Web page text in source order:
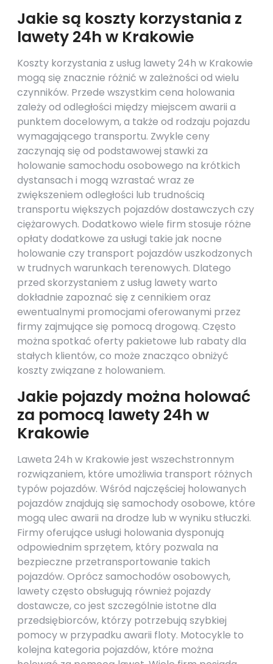
Jakie są koszty korzystania z
lawety 24h w Krakowie
Koszty korzystania z usług lawety 24h w Krakowie
mogą się znacznie różnić w zależności od wielu
czynników. Przede wszystkim cena holowania
zależy od odległości między miejscem awarii a
punktem docelowym, a także od rodzaju pojazdu
wymagającego transportu. Zwykle ceny
zaczynają się od podstawowej stawki za
holowanie samochodu osobowego na krótkich
dystansach i mogą wzrastać wraz ze
zwiększeniem odległości lub trudnością
transportu większych pojazdów dostawczych czy
ciężarowych. Dodatkowo wiele firm stosuje różne
opłaty dodatkowe za usługi takie jak nocne
holowanie czy transport pojazdów uszkodzonych
w trudnych warunkach terenowych. Dlatego
przed skorzystaniem z usług lawety warto
dokładnie zapoznać się z cennikiem oraz
ewentualnymi promocjami oferowanymi przez
firmy zajmujące się pomocą drogową. Często
można spotkać oferty pakietowe lub rabaty dla
stałych klientów, co może znacząco obniżyć
koszty związane z holowaniem.
Jakie pojazdy można holować
za pomocą lawety 24h w
Krakowie
Laweta 24h w Krakowie jest wszechstronnym
rozwiązaniem, które umożliwia transport różnych
typów pojazdów. Wśród najczęściej holowanych
pojazdów znajdują się samochody osobowe, które
mogą ulec awarii na drodze lub w wyniku stłuczki.
Firmy oferujące usługi holowania dysponują
odpowiednim sprzętem, który pozwala na
bezpieczne przetransportowanie takich
pojazdów. Oprócz samochodów osobowych,
lawety często obsługują również pojazdy
dostawcze, co jest szczególnie istotne dla
przedsiębiorców, którzy potrzebują szybkiej
pomocy w przypadku awarii floty. Motocykle to
kolejna kategoria pojazdów, które można